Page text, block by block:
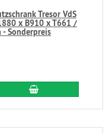
Tresor VdS
x B910 x T661 /
Sonderpreis